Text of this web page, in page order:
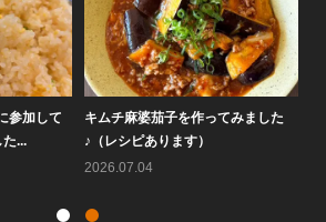
キムチ麻婆茄子を作ってみました
♪（レシピあります）
大阪鶴橋黄さ